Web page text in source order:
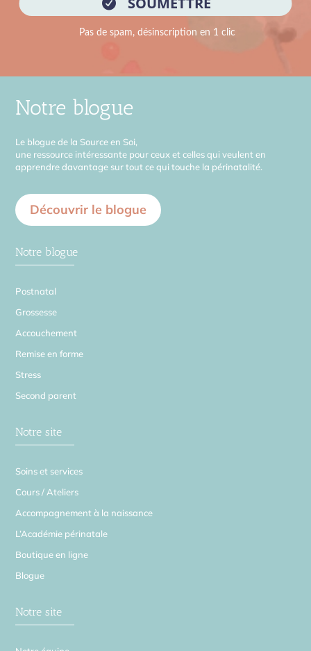
Notre blogue
Le blogue de la Source en Soi,
une ressource intéressante pour ceux et celles qui veulent en
apprendre davantage sur tout ce qui touche la périnatalité.
Découvrir le blogue
Notre blogue
Postnatal
Grossesse
Accouchement
Remise en forme
Stress
Second parent
Notre site
Soins et services
Cours / Ateliers
Accompagnement à la naissance
L’Académie périnatale
Boutique en ligne
Blogue
Notre site